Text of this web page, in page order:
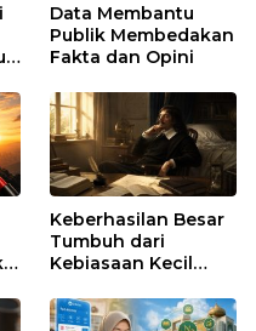
Data Membantu
Publik Membedakan
Fakta dan Opini
Keberhasilan Besar
Tumbuh dari
Kebiasaan Kecil
dengan Sabar